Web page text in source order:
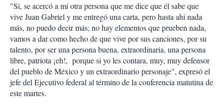
"Sí, se acercó a mí otra persona que me dice que él sabe que
vive Juan Gabriel y me entregó una carta, pero hasta ahí nada
más, no puedo decir más; no hay elementos que prueben nada,
vamos a dar como hecho de que vive por sus canciones, por su
talento, por ser una persona buena, extraordinaria, una persona
libre, patriota ¡eh!, porque si yo les contara, muy, muy defensor
del pueblo de México y un extraordinario personaje", expresó el
jefe del Ejecutivo federal al término de la conferencia matutina de
este martes.